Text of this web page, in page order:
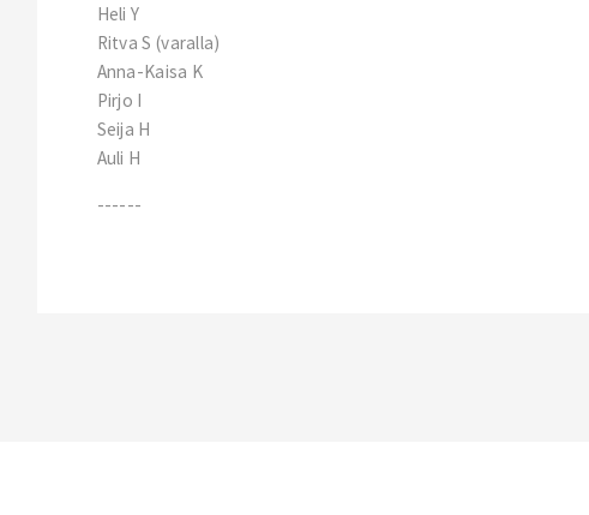
Heli Y
Ritva S (varalla)
Anna-Kaisa K
Pirjo I
Seija H
Auli H
------